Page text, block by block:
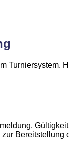
Turniersystem.
Bereitstellung